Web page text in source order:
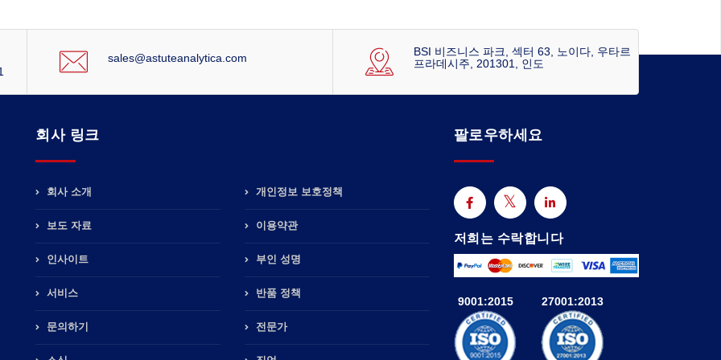
sales@astuteanalytica.com
BSI 비즈니스 파크, 섹터 63, 노이다, 우타르
프라데시주, 201301, 인도
회사 링크
회사 소개
보도 자료
인사이트
서비스
문의하기
개인정보 보호정책
이용약관
부인 성명
반품 정책
전문가
팔로우하세요
저희는 수락합니다
9001:2015 27001:2013